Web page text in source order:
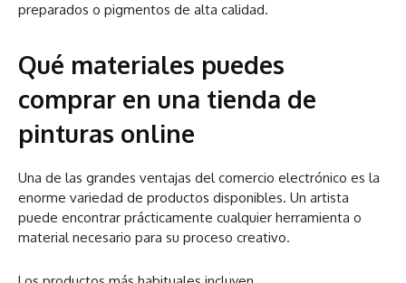
preparados o pigmentos de alta calidad.
Qué materiales puedes
comprar en una tienda de
pinturas online
Una de las grandes ventajas del comercio electrónico es la
enorme variedad de productos disponibles. Un artista
puede encontrar prácticamente cualquier herramienta o
material necesario para su proceso creativo.